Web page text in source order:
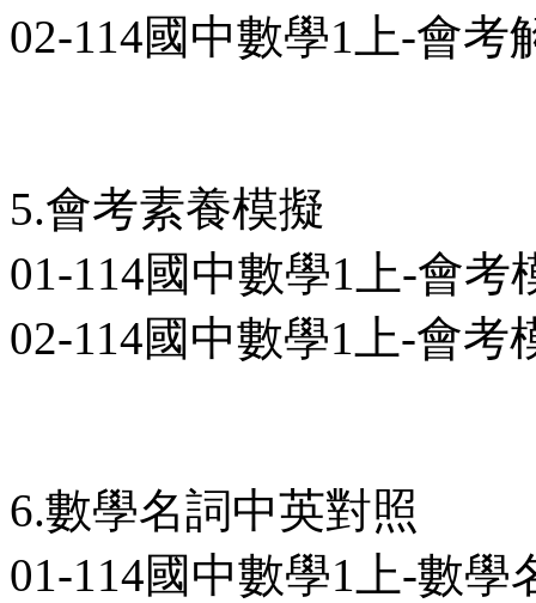
02-114國中數學1上-會考
5.會考素養模擬
01-114國中數學1上-會考
02-114國中數學1上-會考
6.數學名詞中英對照
01-114國中數學1上-數學